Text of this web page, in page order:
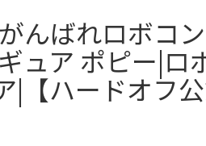
んばれロボコ
ュア ポピー|ロ
|【ハードオフ